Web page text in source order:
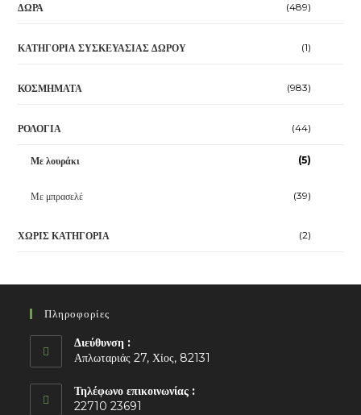
ΔΏΡΑ (489)
ΚΑΤΗΓΟΡΊΑ ΣΥΣΚΕΥΑΣΊΑΣ ΔΏΡΟΥ (1)
ΚΟΣΜΉΜΑΤΑ (983)
ΡΟΛΌΓΙΑ (44)
Με λουράκι (5)
Με μπρασελέ (39)
ΧΩΡΊΣ ΚΑΤΗΓΟΡΊΑ (2)
Πληροφορίες
Διεύθυνση :
Απλωταριάς 27, Χίος, 82131
Τηλέφωνο επικοινωνίας :
22710 23691